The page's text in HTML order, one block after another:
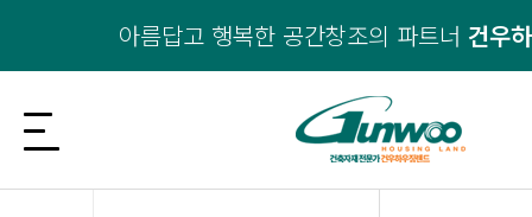
아름답고 행복한 공간창조의 파트너 건우